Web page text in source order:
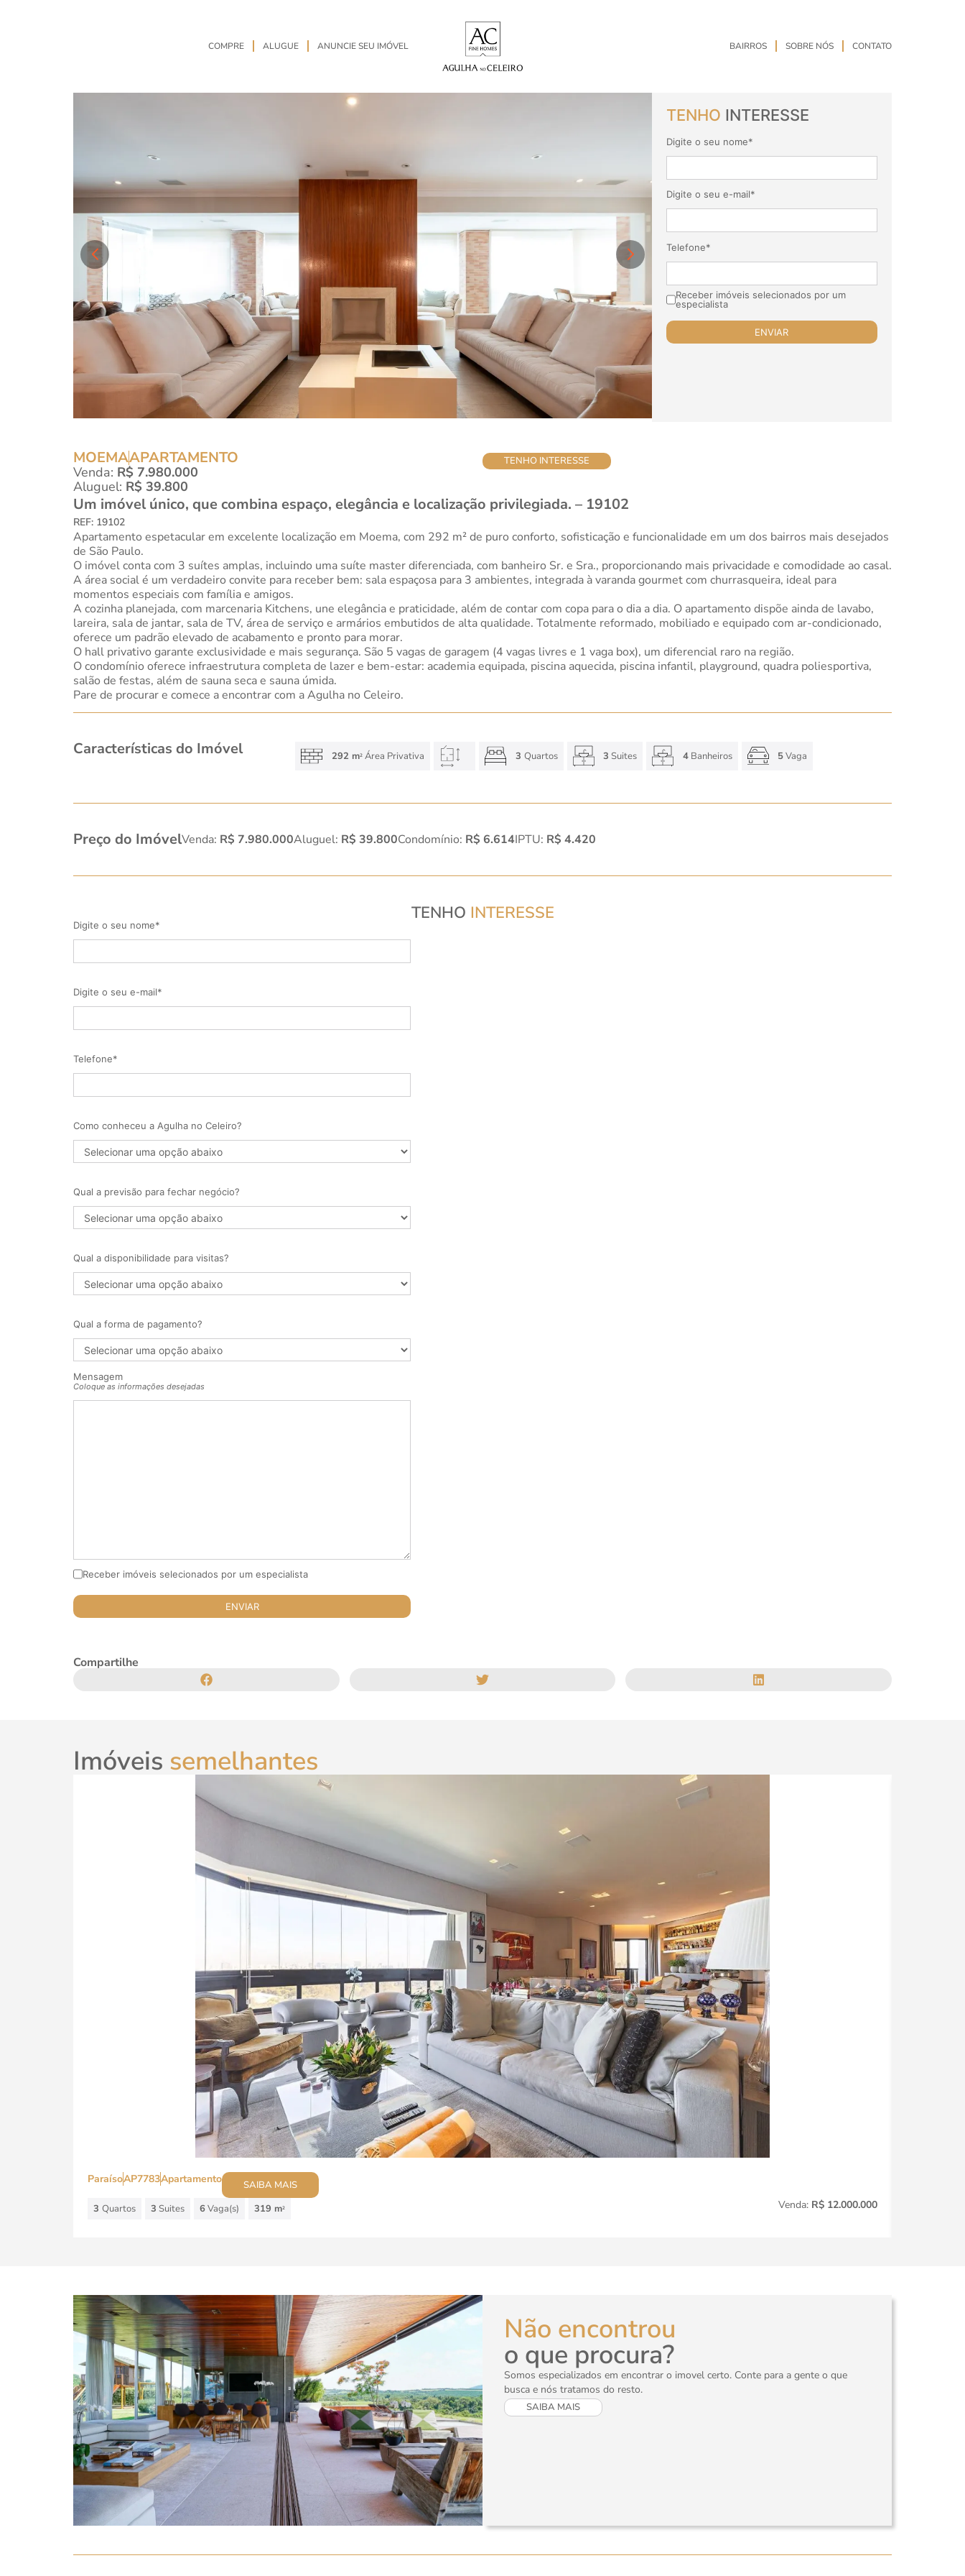
COMPRE ALUGUE ANUNCIE SEU IMÓVEL BAIRROS SOBRE NÓS CONTATO
TENHO INTERESSE
Digite o seu nome*
Digite o seu e-mail*
Telefone*
Receber imóveis selecionados por um
especialista
MOEMAAPARTAMENTO
Venda: R$ 7.980.000
Aluguel: R$ 39.800
TENHO INTERESSE
Um imóvel único, que combina espaço, elegância e localização privilegiada. – 19102
REF: 19102
Apartamento espetacular em excelente localização em Moema, com 292 m² de puro conforto, sofisticação e funcionalidade em um dos bairros mais desejados
de São Paulo.
O imóvel conta com 3 suítes amplas, incluindo uma suíte master diferenciada, com banheiro Sr. e Sra., proporcionando mais privacidade e comodidade ao casal.
A área social é um verdadeiro convite para receber bem: sala espaçosa para 3 ambientes, integrada à varanda gourmet com churrasqueira, ideal para
momentos especiais com família e amigos.
A cozinha planejada, com marcenaria Kitchens, une elegância e praticidade, além de contar com copa para o dia a dia. O apartamento dispõe ainda de lavabo,
lareira, sala de jantar, sala de TV, área de serviço e armários embutidos de alta qualidade. Totalmente reformado, mobiliado e equipado com ar-condicionado,
oferece um padrão elevado de acabamento e pronto para morar.
O hall privativo garante exclusividade e mais segurança. São 5 vagas de garagem (4 vagas livres e 1 vaga box), um diferencial raro na região.
O condomínio oferece infraestrutura completa de lazer e bem-estar: academia equipada, piscina aquecida, piscina infantil, playground, quadra poliesportiva,
salão de festas, além de sauna seca e sauna úmida.
Pare de procurar e comece a encontrar com a Agulha no Celeiro.
Características do Imóvel 292 m2Área Privativa 3 Quartos 3 Suites 4Banheiros 5Vaga
Preço do ImóvelVenda: R$ 7.980.000Aluguel: R$ 39.800Condomínio: R$ 6.614IPTU: R$ 4.420
TENHO INTERESSE
Digite o seu nome*
Digite o seu e-mail*
Telefone*
Como conheceu a Agulha no Celeiro?
Qual a previsão para fechar negócio?
Qual a disponibilidade para visitas?
Qual a forma de pagamento?
Mensagem
Coloque as informações desejadas
Receber imóveis selecionados por um especialista
Compartilhe
Imóveis semelhantes
ParaísoAP7783Apartamento
SAIBA MAIS
3 Quartos 3 Suites 6Vaga(s) 319 m2 Venda: R$ 12.000.000
Não encontrou
o que procura?
Somos especializados em encontrar o imovel certo. Conte para a gente o que
busca e nós tratamos do resto.
SAIBA MAIS